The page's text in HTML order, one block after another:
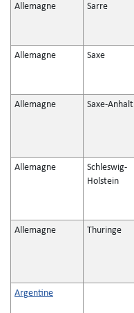
Allemagne Sarre
Allemagne Saxe
Allemagne Saxe-Anhalt
Allemagne
Schleswig-
Holstein
Allemagne Thuringe
Argentine